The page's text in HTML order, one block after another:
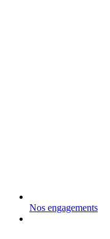
Nos engagements